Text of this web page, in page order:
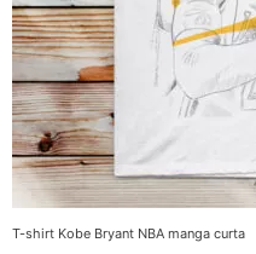
T-shirt Kobe Bryant NBA manga curta